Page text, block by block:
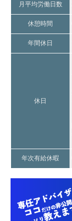
月平均労働日数
休憩時間
年間休日
休日
年次有給休暇